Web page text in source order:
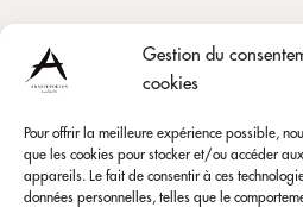
Gestion du
cookies
Pour offrir la meilleure expérience possible,
que les cookies pour stocker et/ou accéder
appareils. Le fait de consentir à ces
données personnelles, telles que le